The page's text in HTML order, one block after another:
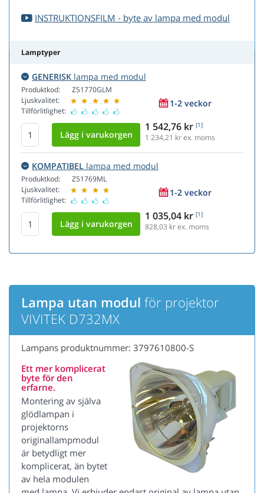
INSTRUKTIONSFILM - byte av lampa med modul
Lamptyper
GENERISK lampa med modul
Produktkod:
Ljuskvalitet:
Tillförlitlighet:
Z51770GLM
1-2 veckor
1 542,76 kr [1]
1 234,21 kr ex. moms
KOMPATIBEL lampa med modul
Produktkod:
Ljuskvalitet:
Tillförlitlighet:
Z51769ML
1-2 veckor
1 035,04 kr [1]
828,03 kr ex. moms
Lampa utan modul för projektor
VIVITEK D732MX
Lampans produktnummer: 3797610800-S
Ett mer komplicerat
byte för den
erfarne.
Montering av själva
glödlampan i
projektorns
originallampmodul
är betydligt mer
komplicerat, än bytet
av hela modulen